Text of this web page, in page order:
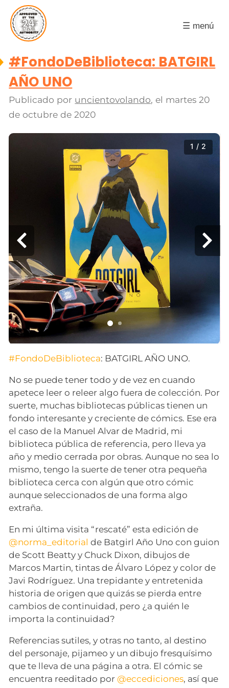
☰ menú
#FondoDeBiblioteca: BATGIRL
AÑO UNO
Publicado por uncientovolando, el martes 20
de octubre de 2020
1 / 2
#FondoDeBiblioteca: BATGIRL AÑO UNO.
No se puede tener todo y de vez en cuando
apetece leer o releer algo fuera de colección. Por
suerte, muchas bibliotecas públicas tienen un
fondo interesante y creciente de cómics. Ese era
el caso de la Manuel Alvar de Madrid, mi
biblioteca pública de referencia, pero lleva ya
año y medio cerrada por obras. Aunque no sea lo
mismo, tengo la suerte de tener otra pequeña
biblioteca cerca con algún que otro cómic
aunque seleccionados de una forma algo
extraña.
En mi última visita “rescaté” esta edición de
@norma_editorial de Batgirl Año Uno con guion
de Scott Beatty y Chuck Dixon, dibujos de
Marcos Martin, tintas de Álvaro López y color de
Javi Rodríguez. Una trepidante y entretenida
historia de origen que quizás se pierda entre
cambios de continuidad, pero ¿a quién le
importa la continuidad?
Referencias sutiles, y otras no tanto, al destino
del personaje, pijameo y un dibujo fresquísimo
que te lleva de una página a otra. El cómic se
encuentra reeditado por @eccediciones, así que